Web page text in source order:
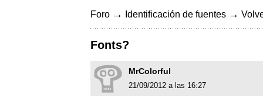
Foro → Identificación de fuentes →
Fonts?
MrColorful
21/09/2012 a las 16:27